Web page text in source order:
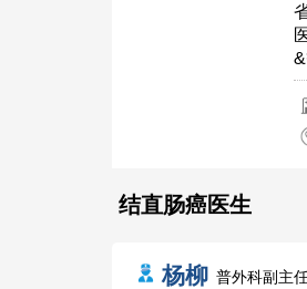
结直肠癌医生
杨柳 普外科副主